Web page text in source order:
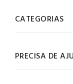
CATEGORIAS
PRECISA DE